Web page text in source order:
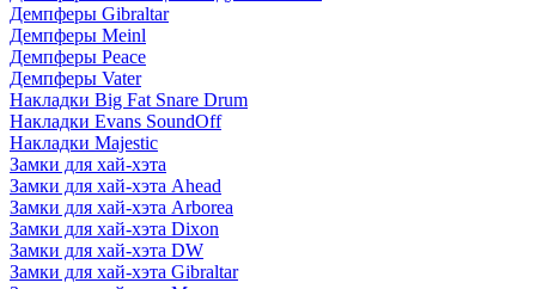
Демпферы Gibraltar
Демпферы Meinl
Демпферы Peace
Демпферы Vater
Накладки Big Fat Snare Drum
Накладки Evans SoundOff
Накладки Majestic
Замки для хай-хэта
Замки для хай-хэта Ahead
Замки для хай-хэта Arborea
Замки для хай-хэта Dixon
Замки для хай-хэта DW
Замки для хай-хэта Gibraltar